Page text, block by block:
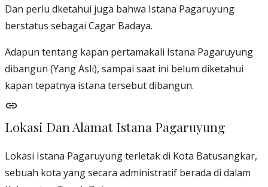
Dan perlu dketahui juga bahwa Istana Pagaruyung
berstatus sebagai Cagar Badaya.
Adapun tentang kapan pertamakali Istana Pagaruyung
dibangun (Yang Asli), sampai saat ini belum diketahui
kapan tepatnya istana tersebut dibangun.
Lokasi Dan Alamat Istana Pagaruyung
Lokasi Istana Pagaruyung terletak di Kota Batusangkar,
sebuah kota yang secara administratif berada di dalam